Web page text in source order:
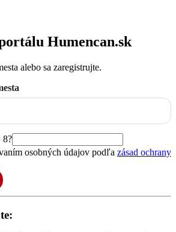
Humencan.sk
alebo sa zaregistrujte.
8?
osobných údajov podľa zásad ochrany